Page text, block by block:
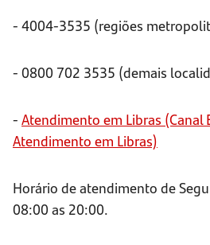
- 4004-3535 (regiões
- 0800 702 3535 (demais
- Atendimento em Libras (Canal
Atendimento em Libras)
Horário de atendimento de
08:00 as 20:00.